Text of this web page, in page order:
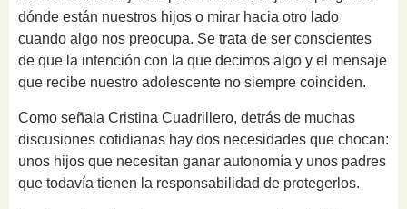
dónde están nuestros hijos o mirar hacia otro lado
cuando algo nos preocupa. Se trata de ser conscientes
de que la intención con la que decimos algo y el mensaje
que recibe nuestro adolescente no siempre coinciden.
Como señala Cristina Cuadrillero, detrás de muchas
discusiones cotidianas hay dos necesidades que chocan:
unos hijos que necesitan ganar autonomía y unos padres
que todavía tienen la responsabilidad de protegerlos.